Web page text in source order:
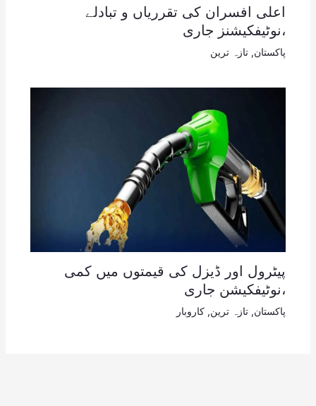
اعلی افسران کی تقرریاں و تبادلے
،نوٹیفکیشنز جاری
پاکستان تازہ ترین
پیٹرول اور ڈیزل کی قیمتوں میں کمی
،نوٹیفکیشن جاری
پاکستان تازہ ترین کاروبار